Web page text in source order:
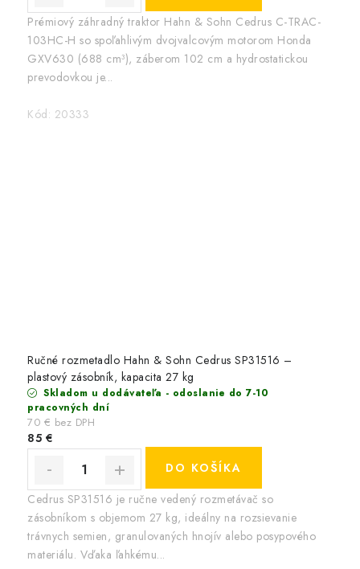
Prémiový záhradný traktor Hahn & Sohn Cedrus C-TRAC-
103HC-H so spoľahlivým dvojvalcovým motorom Honda
GXV630 (688 cm³), záberom 102 cm a hydrostatickou
prevodovkou je...
Kód: 20333
Ručné rozmetadlo Hahn & Sohn Cedrus SP31516 –
plastový zásobník, kapacita 27 kg
Skladom u dodávateľa - odoslanie do 7-10
pracovných dní
70 € bez DPH
85 €
DO KOŠÍKA
Cedrus SP31516 je ručne vedený rozmetávač so
zásobníkom s objemom 27 kg, ideálny na rozsievanie
trávnych semien, granulovaných hnojív alebo posypového
materiálu. Vďaka ľahkému...